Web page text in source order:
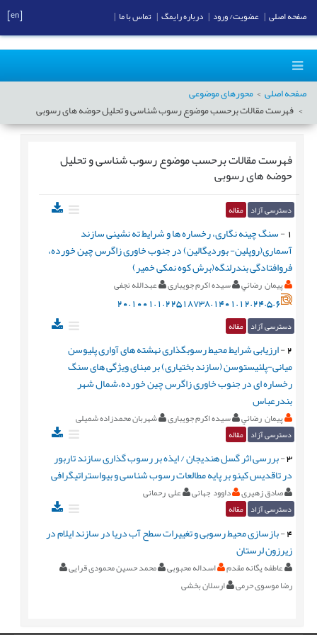
صفحه اصلی
محورهای موضوعی
فهرست مقالات برحسب موضوعرسوب شناسی و تحلیل حوضه های رسوبی
فهرست مقالات برحسب موضوعرسوب شناسی و تحلیل
حوضه های رسوبی
دسترسی آزاد مقاله
-سنگ چینه نگاری، رخساره ها و شرایط ته نشینی سازند
آسماری(روپلین- بوردیگالین) در جنوب خاوری زاگرس چین خورده،
فروافتادگی بندرلنگه(برش کوه نمکی خمیر)
پيمان رضائي سیده اکرم جویباری عبدالله نجفی
20.1001.1.22518738.1401.12.24.5.6
دسترسی آزاد مقاله
2
-ارزیابی شرایط محیط رسوبگذاری نهشته های آواری پلیوسن
میانی-پلئیستوسن (سازند بختیاری) بر مبنای ویژگی های سنگ
رخساره ای در جنوب خاوری زاگرس چین خورده،شمال شهر
بندرعباس
پيمان رضائي سیده اکرم جویباری شهربان محمدزاده شمیلی
دسترسی آزاد مقاله
3
-بررسی اثر گسل هندیجان / ایذه بر رسوب گذاری سازند تاربور
در تاقدیس کینو بر پایه مطالعات رسوب شناسی و بیواستراتیگرافی
صادق زهیری داوود جهانی علی رحمانی
دسترسی آزاد مقاله
4
-بازسازی محیط رسوبی و تغییرات سطح آب دریا در سازند ایلام در
زیرزون لرستان
عاطفه یگانه مقدم اسداله محبوبی
محمد حسین محمودی قرایی
رضا موسوی حرمی
ارسلان بخشی
صفحه اصلی عضویت/ ورود درباره رایمگ تماس با ما